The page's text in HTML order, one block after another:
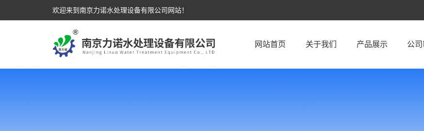
欢迎来到南京力诺水处理设备有限公司网站！
网站首页 关于我们 产品展示 公司